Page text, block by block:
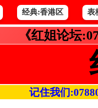
经典:香港区 表
《红姐论坛
记住我们